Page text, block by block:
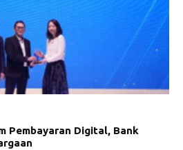
Pembayaran Digital, Bank